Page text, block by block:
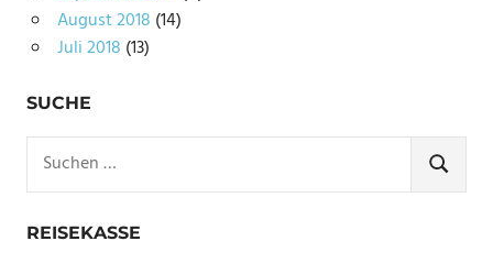
August 2018 (14)
Juli 2018 (13)
SUCHE
nach:
SUCHEN
REISEKASSE